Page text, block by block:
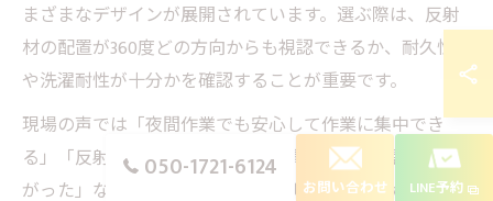
まざまなデザインが展開されています。選ぶ際は、反射
材の配置が360度どの方向からも視認できるか、耐久性
や洗濯耐性が十分かを確認することが重要です。
現場の声では「夜間作業でも安心して作業に集中でき
る」「反射材付きにしてから現場責任者からの評価が上
がった」など、安全性向上に直結するメリットが挙げら
050-1721-6124
お問い合わせ LINE予約